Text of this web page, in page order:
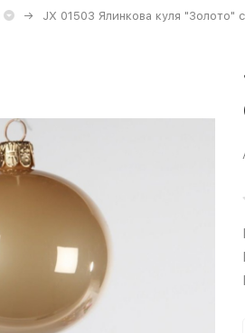
JX 01503 Ялинкова куля "Золото"